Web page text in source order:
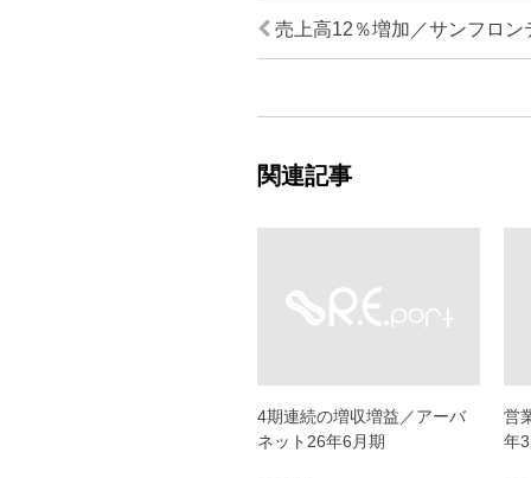
売上高12％増加／サンフロン
関連記事
4期連続の増収増益／アーバ
ネット26年6月期
営
年